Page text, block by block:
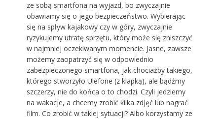
ze sobą smartfona na wyjazd, bo zwyczajnie
obawiamy się o jego bezpieczeństwo. Wybierając
się na spływ kajakowy czy w góry, zwyczajnie
ryzykujemy utratę sprzętu, który może się zniszczyć
w najmniej oczekiwanym momencie. Jasne, zawsze
możemy zaopatrzyć się w odpowiednio
zabezpieczonego smartfona, jak chociażby takiego,
którego stworzyło Ulefone (z klapką), ale bądźmy
szczerzy, nie do końca o to chodzi. Czyli jedziemy
na wakacje, a chcemy zrobić kilka zdjęć lub nagrać
film. Co zrobić w takiej sytuacji? Albo korzystamy ze